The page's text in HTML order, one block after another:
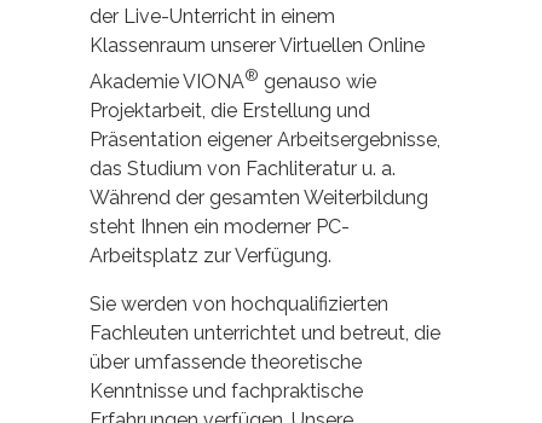
der Live-Unterricht in einem
Klassenraum unserer Virtuellen Online
Akademie VIONA® genauso wie
Projektarbeit, die Erstellung und
Präsentation eigener Arbeitsergebnisse,
das Studium von Fachliteratur u. a.
Während der gesamten Weiterbildung
steht Ihnen ein moderner PC-
Arbeitsplatz zur Verfügung.
Sie werden von hochqualifizierten
Fachleuten unterrichtet und betreut, die
über umfassende theoretische
Kenntnisse und fachpraktische